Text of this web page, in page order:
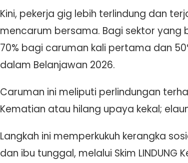
Kini, pekerja gig lebih terlindung dan
mencarum bersama. Bagi sektor yang
70% bagi caruman kali pertama dan
dalam Belanjawan 2026.
Caruman ini meliputi perlindungan
Kematian atau hilang upaya kekal;
Langkah ini memperkukuh kerangka
dan ibu tunggal, melalui Skim